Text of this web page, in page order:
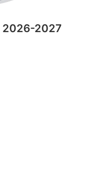
2026-2027